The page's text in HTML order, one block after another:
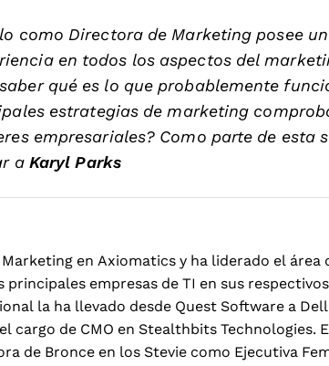
como Directora de Marketing posee
en todos los aspectos del
qué es lo que probablemente
estrategias de marketing
empresariales? Como parte de esta
a Karyl Parks
en Axiomatics y ha liderado el área
principales empresas de TI en sus respectivos
la ha llevado desde Quest Software a
cargo de CMO en Stealthbits Technologies.
de Bronce en los Stevie como Ejecutiva